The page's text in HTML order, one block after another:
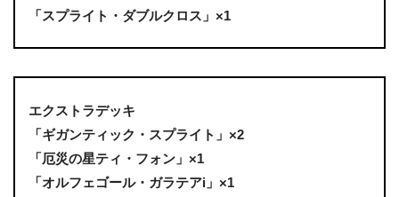
「スプライト・ダブルクロス」×1
エクストラデッキ
「ギガンティック・スプライト」×2
「厄災の星ティ・フォン」×1
「オルフェゴール・ガラテアi」×1